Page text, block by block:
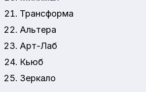
Трансформа
Альтера
Арт-Лаб
Кьюб
Зеркало